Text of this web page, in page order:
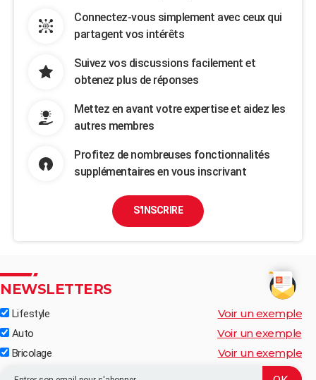
Connectez-vous simplement avec ceux qui
partagent vos intérêts
Suivez vos discussions facilement et
obtenez plus de réponses
Mettez en avant votre expertise et aidez les
autres membres
Profitez de nombreuses fonctionnalités
supplémentaires en vous inscrivant
S'INSCRIRE
NEWSLETTERS
Lifestyle Voir un exemple
Auto Voir un exemple
Bricolage Voir un exemple